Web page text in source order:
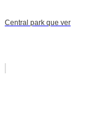
Central park que ver